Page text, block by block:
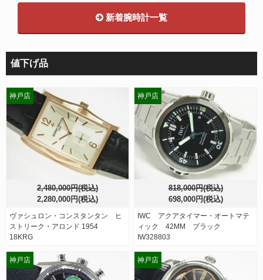
新着腕時計一覧
値下げ品
2,480,000円(税込)
2,280,000円(税込)
ヴァシュロン・コンスタンタン ヒ
ストリーク・アロンド 1954
18KRG
神戸店
818,000円(税込)
698,000円(税込)
IWC アクアタイマー・オートマテ
ィック 42MM ブラック
IW328803
神戸店
神戸店 神戸店